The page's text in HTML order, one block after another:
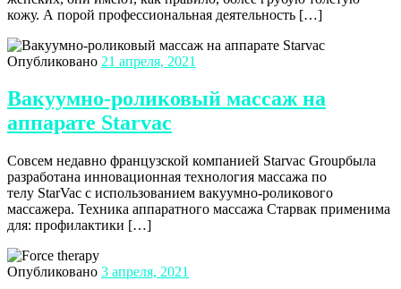
кожу. А порой профессиональная деятельность […]
Опубликовано 21 апреля, 2021
Вакуумно-роликовый массаж на
аппарате Starvac
Совсем недавно французской компанией Starvac Groupбыла
разработана инновационная технология массажа по
телу StarVac с использованием вакуумно-роликового
массажера. Техника аппаратного массажа Старвак применима
для: профилактики […]
Опубликовано 3 апреля, 2021